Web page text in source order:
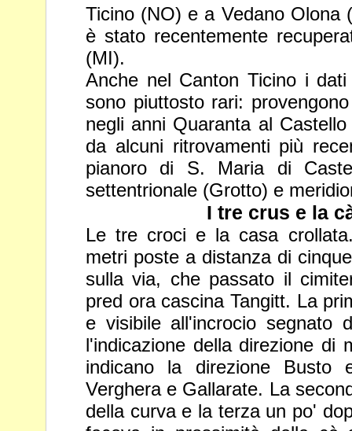
Ticino (NO) e a Vedano Olona
è stato recentemente
(MI).
Anche nel Canton Ticino i
sono piuttosto rari:
negli anni Quaranta al
da alcuni ritrovamenti più
pianoro di S. Maria di
settentrionale (Grotto) e
I tre crus e la
Le tre croci e la casa
metri poste a distanza di
sulla via, che passato il
pred ora cascina Tangitt. La
e visibile all'incrocio segnato
l'indicazione della direzione di
indicano la direzione Busto
Verghera e Gallarate. La
della curva e la terza un po'